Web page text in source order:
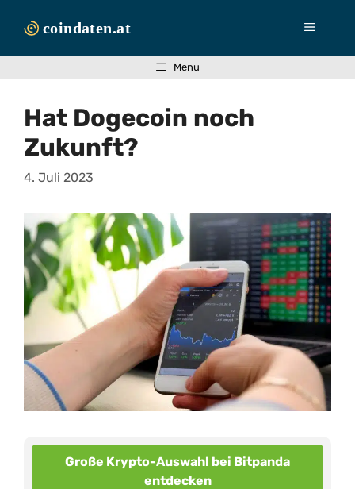
Inhalt
Menü
Menu
Hat Dogecoin noch
Zukunft?
4. Juli 2023
Große Krypto-Auswahl bei Bitpanda
entdecken